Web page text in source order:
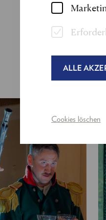
ALLE
Cookies löschen